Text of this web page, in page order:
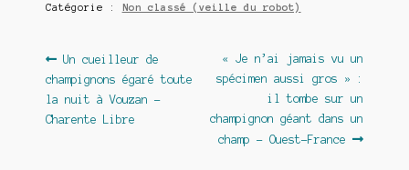
Catégorie : Non classé (veille du robot)
Navigation
de
l’article
Article
précédent :
Un cueilleur de
champignons égaré toute
la nuit à Vouzan –
Charente Libre
Article
suivant :
« Je n’ai jamais vu un
spécimen aussi gros » :
il tombe sur un
champignon géant dans un
champ – Ouest-France